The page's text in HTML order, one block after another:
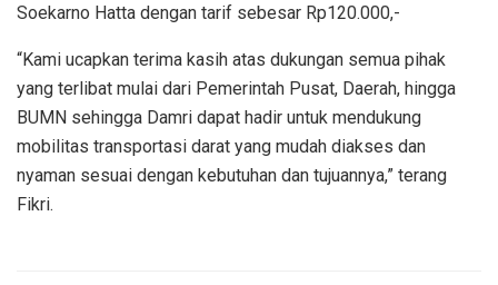
Soekarno Hatta dengan tarif sebesar Rp120.000,-
“Kami ucapkan terima kasih atas dukungan semua pihak
yang terlibat mulai dari Pemerintah Pusat, Daerah, hingga
BUMN sehingga Damri dapat hadir untuk mendukung
mobilitas transportasi darat yang mudah diakses dan
nyaman sesuai dengan kebutuhan dan tujuannya,” terang
Fikri.